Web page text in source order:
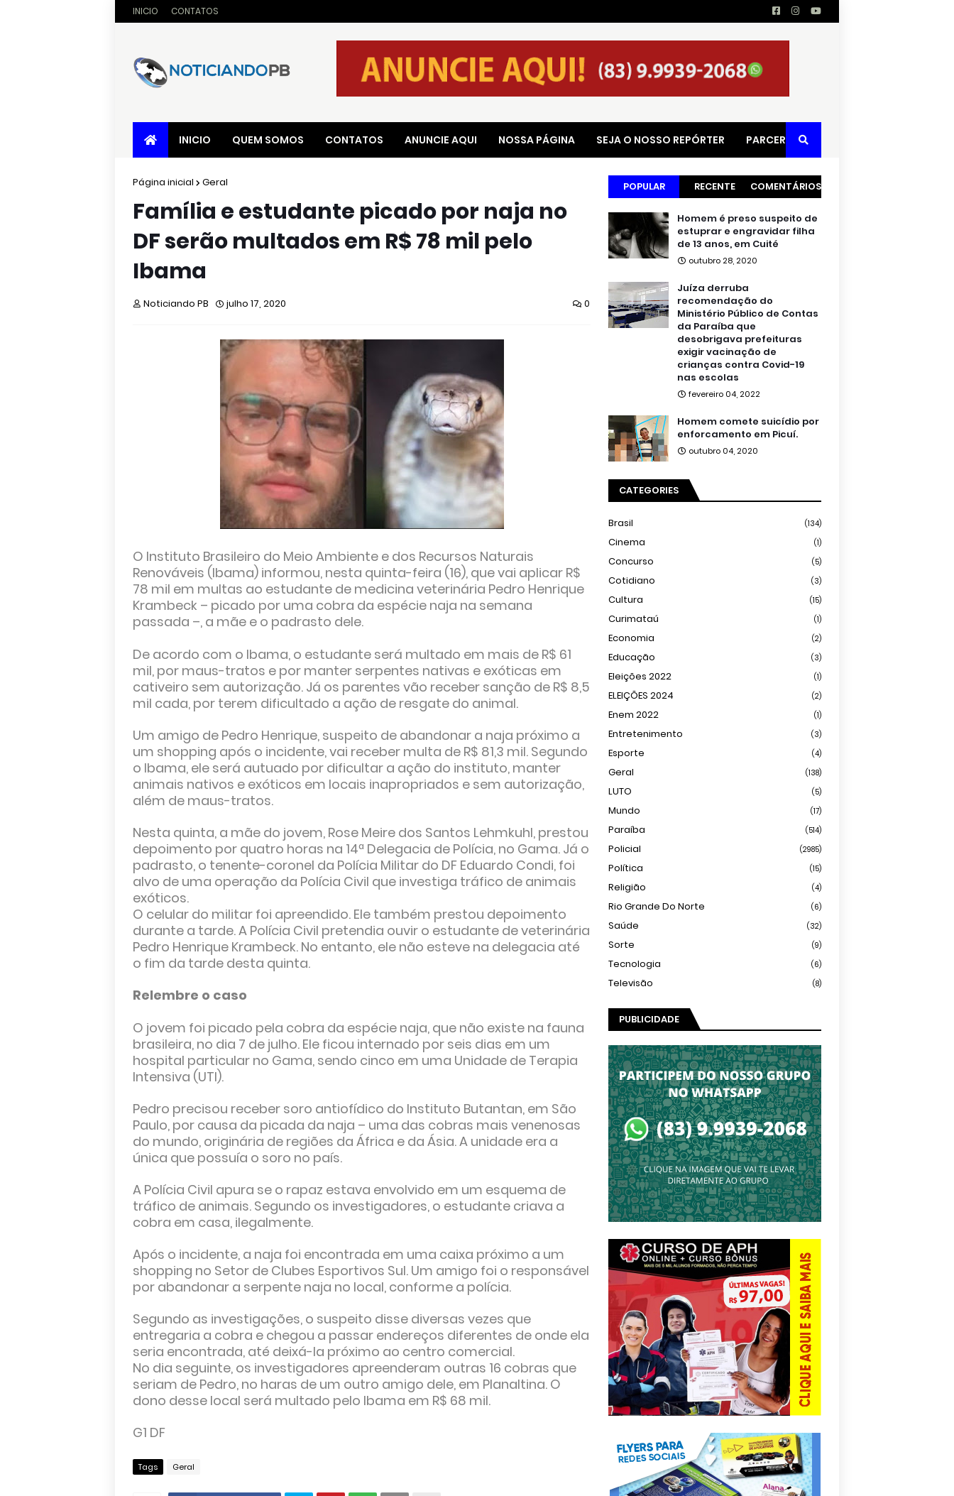
INICIO CONTATOS
INICIO QUEM SOMOS CONTATOS ANUNCIE AQUI NOSSA PÁGINA SEJA O NOSSO REPÓRTER PARCERIAS
Página inicial Geral
Família e estudante picado por naja no
DF serão multados em R$ 78 mil pelo
Ibama
Noticiando PB julho 17, 2020 0
O Instituto Brasileiro do Meio Ambiente e dos Recursos Naturais
Renováveis (Ibama) informou, nesta quinta-feira (16), que vai aplicar R$
78 mil em multas ao estudante de medicina veterinária Pedro Henrique
Krambeck – picado por uma cobra da espécie naja na semana
passada –, a mãe e o padrasto dele.
De acordo com o Ibama, o estudante será multado em mais de R$ 61
mil, por maus-tratos e por manter serpentes nativas e exóticas em
cativeiro sem autorização. Já os parentes vão receber sanção de R$ 8,5
mil cada, por terem dificultado a ação de resgate do animal.
Um amigo de Pedro Henrique, suspeito de abandonar a naja próximo a
um shopping após o incidente, vai receber multa de R$ 81,3 mil. Segundo
o Ibama, ele será autuado por dificultar a ação do instituto, manter
animais nativos e exóticos em locais inapropriados e sem autorização,
além de maus-tratos.
Nesta quinta, a mãe do jovem, Rose Meire dos Santos Lehmkuhl, prestou
depoimento por quatro horas na 14ª Delegacia de Polícia, no Gama. Já o
padrasto, o tenente-coronel da Polícia Militar do DF Eduardo Condi, foi
alvo de uma operação da Polícia Civil que investiga tráfico de animais
exóticos.
O celular do militar foi apreendido. Ele também prestou depoimento
durante a tarde. A Polícia Civil pretendia ouvir o estudante de veterinária
Pedro Henrique Krambeck. No entanto, ele não esteve na delegacia até
o fim da tarde desta quinta.
Relembre o caso
O jovem foi picado pela cobra da espécie naja, que não existe na fauna
brasileira, no dia 7 de julho. Ele ficou internado por seis dias em um
hospital particular no Gama, sendo cinco em uma Unidade de Terapia
Intensiva (UTI).
Pedro precisou receber soro antiofídico do Instituto Butantan, em São
Paulo, por causa da picada da naja – uma das cobras mais venenosas
do mundo, originária de regiões da África e da Ásia. A unidade era a
única que possuía o soro no país.
A Polícia Civil apura se o rapaz estava envolvido em um esquema de
tráfico de animais. Segundo os investigadores, o estudante criava a
cobra em casa, ilegalmente.
Após o incidente, a naja foi encontrada em uma caixa próximo a um
shopping no Setor de Clubes Esportivos Sul. Um amigo foi o responsável
por abandonar a serpente naja no local, conforme a polícia.
Segundo as investigações, o suspeito disse diversas vezes que
entregaria a cobra e chegou a passar endereços diferentes de onde ela
seria encontrada, até deixá-la próximo ao centro comercial.
No dia seguinte, os investigadores apreenderam outras 16 cobras que
seriam de Pedro, no haras de um outro amigo dele, em Planaltina. O
dono desse local será multado pelo Ibama em R$ 68 mil.
G1 DF
Tags Geral
POPULAR RECENTE COMENTÁRIOS
Homem é preso suspeito de
estuprar e engravidar filha
de 13 anos, em Cuité
outubro 28, 2020
Juíza derruba
recomendação do
Ministério Público de Contas
da Paraíba que
desobrigava prefeituras
exigir vacinação de
crianças contra Covid-19
nas escolas
fevereiro 04, 2022
Homem comete suicídio por
enforcamento em Picuí.
outubro 04, 2020
CATEGORIES
Brasil (134)
Cinema (1)
Concurso (5)
Cotidiano (3)
Cultura (15)
Curimataú (1)
Economia (2)
Educação (3)
Eleições 2022 (1)
ELEIÇÕES 2024 (2)
Enem 2022 (1)
Entretenimento (3)
Esporte (4)
Geral (138)
LUTO (5)
Mundo (17)
Paraíba (514)
Policial (2985)
Política (15)
Religião (4)
Rio Grande Do Norte (6)
Saúde (32)
Sorte (9)
Tecnologia (6)
Televisão (8)
PUBLICIDADE